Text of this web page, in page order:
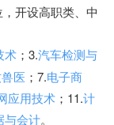
开设高职类、中
术 ； 3.汽车检测与
医 ； 7.电子商
应用技术 ； 11.计
与会计。